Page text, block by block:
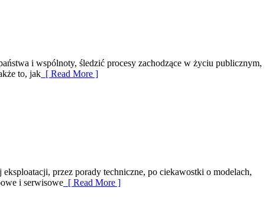
i wspólnoty, śledzić procesy zachodzące w życiu publicznym,
to, jak [ Read More ]
przez porady techniczne, po ciekawostki o modelach,
i serwisowe [ Read More ]